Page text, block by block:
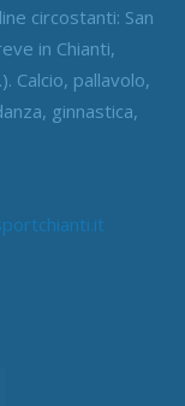
circostanti: San
in Chianti,
Calcio, pallavolo,
ginnastica,